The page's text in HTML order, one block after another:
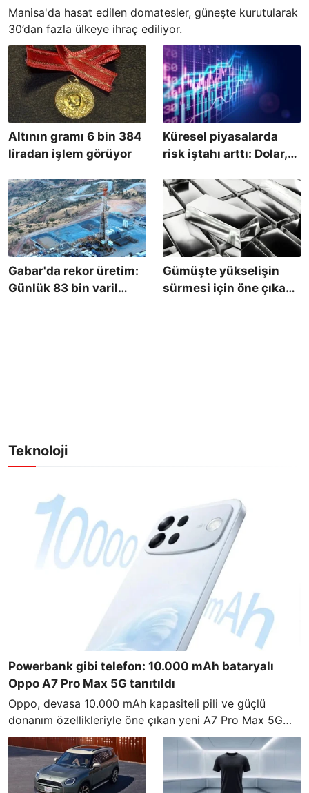
Manisa'da hasat edilen domatesler, güneşte kurutularak
30’dan fazla ülkeye ihraç ediliyor.
Altının gramı 6 bin 384
liradan işlem görüyor
Küresel piyasalarda
risk iştahı arttı: Dolar,
paralarda hareketli gün
Gabar'da rekor üretim:
Günlük 83 bin varil
Gümüşte yükselişin
sürmesi için öne çıkan
Teknoloji
Powerbank gibi telefon: 10.000 mAh bataryalı
Oppo A7 Pro Max 5G tanıtıldı
Oppo, devasa 10.000 mAh kapasiteli pili ve güçlü
donanım özellikleriyle öne çıkan yeni A7 Pro Max 5G
modelini resmi olarak duyurdu.